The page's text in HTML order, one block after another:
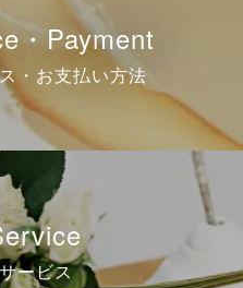
・Payment
・お支払い方法
ービス